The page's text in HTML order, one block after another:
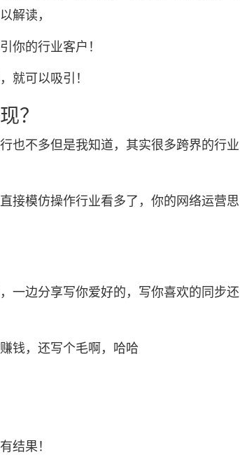
解读，
的行业客户！
可以吸引！
？
不多但是我知道，其实很多跨界的行业
模仿操作行业看多了，你的网络运营思
边分享写你爱好的，写你喜欢的同步还
钱，还写个毛啊，哈哈
果！